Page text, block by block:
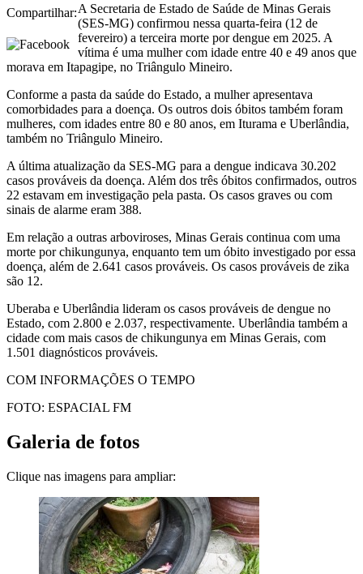
Compartilhar:A Secretaria de Estado de Saúde de Minas Gerais
(SES-MG) confirmou nessa quarta-feira (12 de
fevereiro) a terceira morte por dengue em 2025. A
vítima é uma mulher com idade entre 40 e 49 anos que
morava em Itapagipe, no Triângulo Mineiro.
Conforme a pasta da saúde do Estado, a mulher apresentava
comorbidades para a doença. Os outros dois óbitos também foram
mulheres, com idades entre 80 e 80 anos, em Iturama e Uberlândia,
também no Triângulo Mineiro.
A última atualização da SES-MG para a dengue indicava 30.202
casos prováveis da doença. Além dos três óbitos confirmados, outros
22 estavam em investigação pela pasta. Os casos graves ou com
sinais de alarme eram 388.
Em relação a outras arboviroses, Minas Gerais continua com uma
morte por chikungunya, enquanto tem um óbito investigado por essa
doença, além de 2.641 casos prováveis. Os casos prováveis de zika
são 12.
Uberaba e Uberlândia lideram os casos prováveis de dengue no
Estado, com 2.800 e 2.037, respectivamente. Uberlândia também a
cidade com mais casos de chikungunya em Minas Gerais, com
1.501 diagnósticos prováveis.
COM INFORMAÇÕES O TEMPO
FOTO: ESPACIAL FM
Galeria de fotos
Clique nas imagens para ampliar: